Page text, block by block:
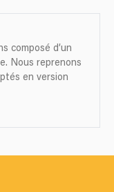
composé d’un
Nous reprenons
en version